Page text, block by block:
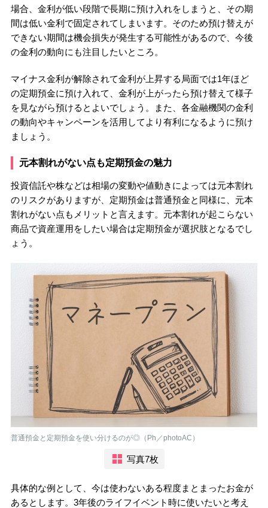
場合、金利が低い段階で長期に預け入れをしまうと、その期
間は低い金利で固定されてしまいます。そのため預け替えが
できない期間は機会損失が発生する可能性があるので、今後
の金利の動向にも注目したいところ。
マイナス金利が解除されて金利が上昇する局面では1年ほど
の定期預金に預け入れて、金利が上がったら預け替えて様子
を見ながら預けるとよいでしょう。また、各金融機関の金利
の動向やキャンペーンを活用してより有利になるように預け
ましょう。
元本割れがない点も定期預金の魅力
投資信託や株などは相場の変動や値動きによっては元本割れ
のリスクがありますが、定期預金は普通預金と同様に、元本
割れがない点もメリットと言えます。元本割れが起こらない
商品で資産運用をしたい場合は定期預金が選択肢となるでし
ょう。
普通預金と定期預金を使い分けるのが◎（Ph／photoAC）
写真7枚
具体的な例として、今は使わないある程度まとまったお金が
あるとします。3年後のライフイベント時に使いたいと考え